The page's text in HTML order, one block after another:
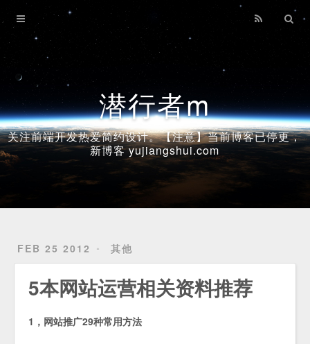
潜行者m
关注前端开发热爱简约设计。【注意】当前博客已停更，
新博客 yujiangshui.com
FEB 25 2012 其他
5本网站运营相关资料推荐
1，网站推广29种常用方法
Home